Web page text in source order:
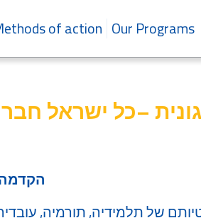
of action Our Programs
–כל ישראל
הקדמה